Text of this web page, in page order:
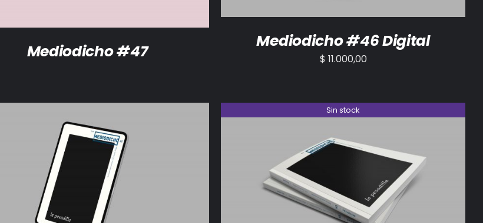
Mediodicho #47
Mediodicho #46 Digital
$ 11.000,00
AÑADIR AL CARRITO /
Sin stock
DETALLES